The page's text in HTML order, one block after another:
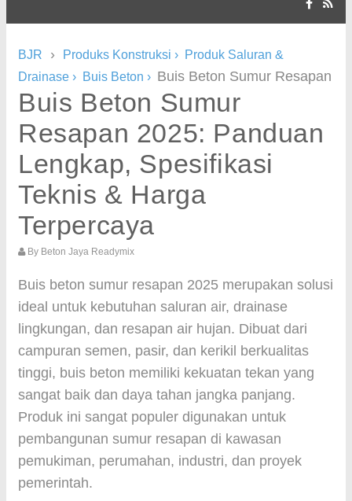
BJR › Produks Konstruksi › Produk Saluran &
Drainase › Buis Beton › Buis Beton Sumur Resapan
Buis Beton Sumur
Resapan 2025: Panduan
Lengkap, Spesifikasi
Teknis & Harga
Terpercaya
By Beton Jaya Readymix
Buis beton sumur resapan 2025 merupakan solusi
ideal untuk kebutuhan saluran air, drainase
lingkungan, dan resapan air hujan. Dibuat dari
campuran semen, pasir, dan kerikil berkualitas
tinggi, buis beton memiliki kekuatan tekan yang
sangat baik dan daya tahan jangka panjang.
Produk ini sangat populer digunakan untuk
pembangunan sumur resapan di kawasan
pemukiman, perumahan, industri, dan proyek
pemerintah.